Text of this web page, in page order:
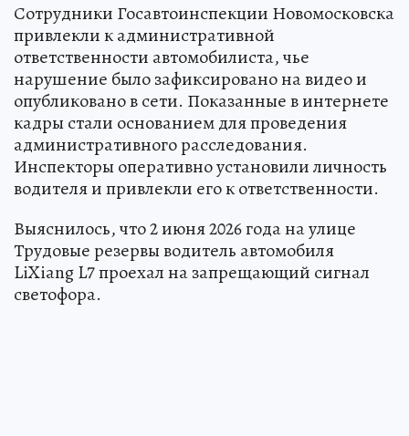
Сотрудники Госавтоинспекции Новомосковска
привлекли к административной
ответственности автомобилиста, чье
нарушение было зафиксировано на видео и
опубликовано в сети. Показанные в интернете
кадры стали основанием для проведения
административного расследования.
Инспекторы оперативно установили личность
водителя и привлекли его к ответственности.
Выяснилось, что 2 июня 2026 года на улице
Трудовые резервы водитель автомобиля
LiXiang L7 проехал на запрещающий сигнал
светофора.